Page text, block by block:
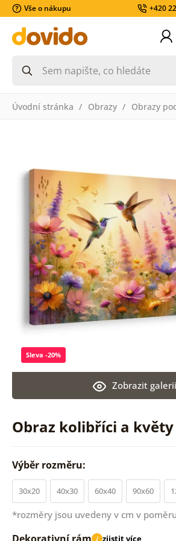
Vše o nákupu +420
Úvodní stránka Obrazy Obrazy
Obraz kolibříci a květy
Zobrazit galerii
Sleva -20%
Výběr rozměru:
30x20 40x30 60x40 90x60
*rozměry jsou uvedeny v cm v
i